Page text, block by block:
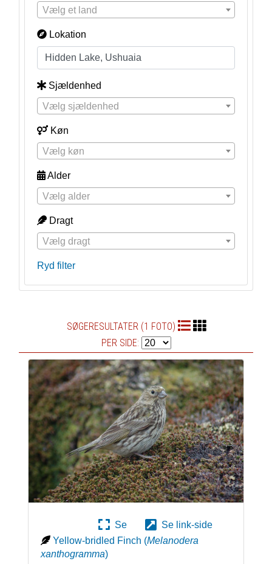
Vælg et land
Lokation
Sjældenhed
Vælg sjældenhed
Køn
Vælg køn
Alder
Vælg alder
Dragt
Vælg dragt
Ryd filter
SØGERESULTATER (1 FOTO)
PER SIDE:
Se
Se link-side
Yellow-bridled Finch (Melanodera
xanthogramma)